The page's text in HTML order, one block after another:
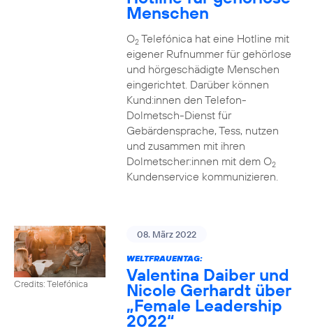
Menschen
O2Telefónica hat eine Hotline mit
eigener Rufnummer für gehörlose
und hörgeschädigte Menschen
eingerichtet. Darüber können
Kund:innen den Telefon-
Dolmetsch-Dienst für
Gebärdensprache, Tess, nutzen
und zusammen mit ihren
Dolmetscher:innen mit dem O2
Kundenservice kommunizieren.
Credits: Telefónica
08. März 2022
WELTFRAUENTAG:
Valentina Daiber und
Nicole Gerhardt über
„Female Leadership
2022“